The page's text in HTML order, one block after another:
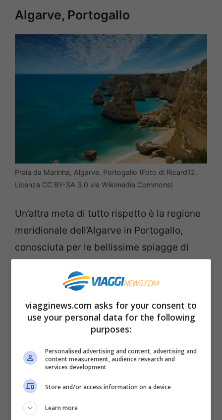
Algarve, Portogallo
Praia da Marinha, Algarve, Portogallo (Foto di Ricard12.
Licenza CC BY-SA 3.0 via Wikimedia Commons)
Un’altra meta di tutto rispetto è la regione
meridionale dell’Algarve in Portogallo,
conosciuta per le bellissime spiagge di
mare, si possono fare escursioni in barca e
cittadine della regione, ricche si storia e di
bar e locali dove incontrare altri viaggiatori
solitari.
Vancouver, Canada
viagginews.com asks for your consent to
use your personal data for the following
purposes:
Personalised advertising and content, advertising and
content measurement, audience research and
services development
Store and/or access information on a device
Learn more